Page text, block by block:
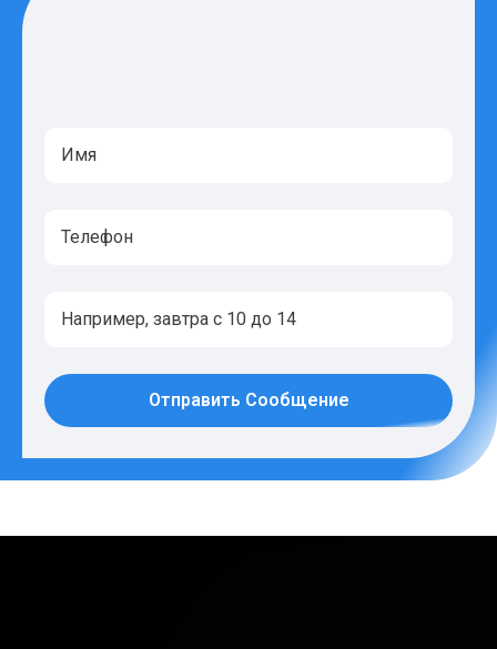
Отправить Сообщение